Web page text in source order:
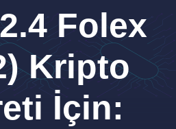
Folex
Kripto
İçin: